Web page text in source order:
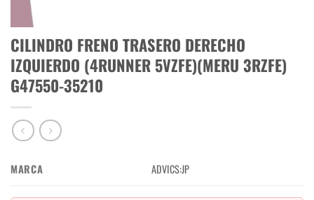
CILINDRO FRENO TRASERO DERECHO
IZQUIERDO (4RUNNER 5VZFE)(MERU 3RZFE)
G47550-35210
MARCA ADVICS:JP